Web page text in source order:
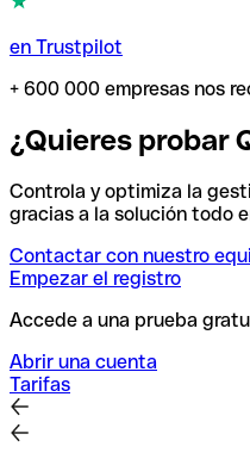
en Trustpilot
+ 600 000 empresas nos
¿Quieres probar
Controla y optimiza la
gracias a la solución todo
Contactar con nuestro
Empezar el registro
Accede a una prueba
Abrir una cuenta
Tarifas